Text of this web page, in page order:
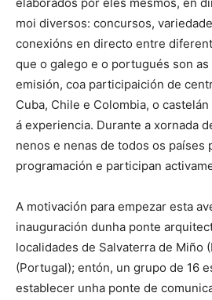
moi diversos: concursos,
conexións en directo entre
que o galego e o portugués son
emisión, coa participaición de
Cuba, Chile e Colombia, o
á experiencia. Durante a xornada
nenos e nenas de todos os países
programación e participan
A motivación para empezar esta
inauguración dunha ponte
localidades de Salvaterra de Miño
(Portugal); entón, un grupo de 16
establecer unha ponte de